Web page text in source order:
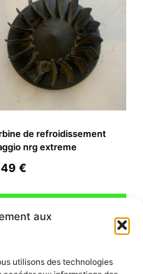
aux
utilisons des technologies
de refroidissement
nrg extreme
€